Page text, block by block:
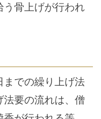
う骨上げが行われ
までの繰り上げ法
要の流れは、僧